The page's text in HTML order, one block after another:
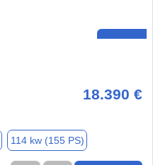
18.390 €
114 kw (155 PS)